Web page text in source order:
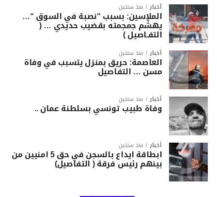
أخبار منذ سنتين
الملاسين: بسبب “نصبة في السوق “…
يهشّم جمجمته بقضيب حديدي … (
التفـاصيل )
أخبار منذ سنتين
العاصمة: حريق بمنزل يتسبب في وفاة
مسن … التفاصيل
أخبار منذ سنتين
وفاة طبيب تونسي بسلطنة عمان ..
أخبار منذ سنتين
ابطاقة ايداع بالسجن في حق 5 امنيين من
بينهم رئيس فرقة ( التفاصيل)